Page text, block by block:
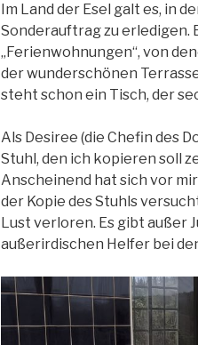
Im Land der Esel galt es, in
Sonderauftrag zu erledigen.
„Ferienwohnungen“, von
der wunderschönen
steht schon ein Tisch, der
Als Desiree (die Chefin des
Stuhl, den ich kopieren soll
Anscheinend hat sich vor
der Kopie des Stuhls
Lust verloren. Es gibt außer
außerirdischen Helfer bei